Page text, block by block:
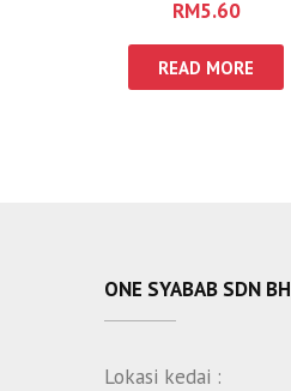
RM5.60
READ MORE
ONE SYABAB SDN
Lokasi kedai :